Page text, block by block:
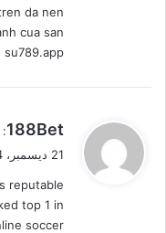
da nen
cua san
su789.app
ي
ل
188Bet
:
21 ديسمبر، 2024 الساعة 11:16 ص
reputable
top 1 in
soccer